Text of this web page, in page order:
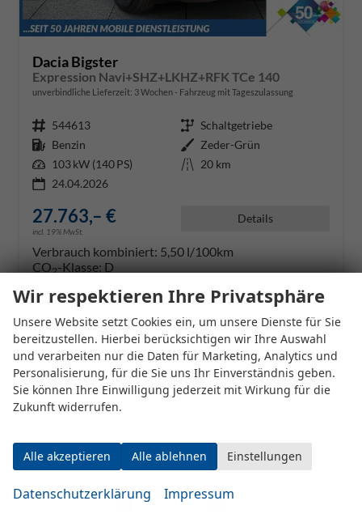
Dacia Bigster
Expression Navi+SHZ+LKHZ+RFK TCe 140
unverbindliche Lieferzeit: 3 Wochen Fahrzeug mit Tageszulassung
Fahrzeugnr. 544613 Getriebe Schaltgetriebe
Kraftstoff Benzin Außenfarbe Zeder-Grün
Leistung 103 kW (140 PS) Kilometerstand 20 km
24.04.2026
27.763,– €
incl. 19% MwSt.
Details
Verbrauch kombiniert: 5,50 l/100km
CO2-Klasse: D
Datensätze pro Seite:
10 20 50 100 250
Seite:
Seiten:
1 2 3 4 ...
Wir respektieren Ihre Privatsphäre
Unsere Website setzt Cookies ein, um unsere Dienste für Sie
bereitzustellen. Hierbei berücksichtigen wir Ihre Auswahl
und verarbeiten nur die Daten für Marketing, Analytics und
Personalisierung, für die Sie uns Ihr Einverständnis geben.
Sie können Ihre Einwilligung jederzeit mit Wirkung für die
Zukunft widerrufen.
Alle akzeptieren Alle ablehnen Einstellungen
Datenschutzerklärung Impressum